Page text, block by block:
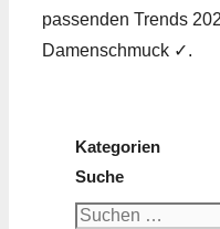
passenden Trends
Damenschmuck ✓.
Kategorien
Suche
Suchen